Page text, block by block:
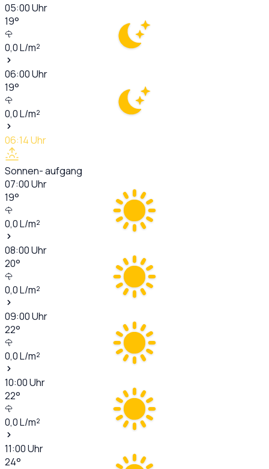
05:00Uhr
19°
0,0L/m²
06:00Uhr
19°
0,0L/m²
06:14Uhr
Sonnen- aufgang
07:00Uhr
19°
0,0L/m²
08:00Uhr
20°
0,0L/m²
09:00Uhr
22°
0,0L/m²
10:00Uhr
22°
0,0L/m²
11:00Uhr
24°